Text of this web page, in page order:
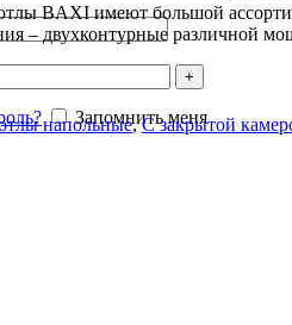
Запомнить меня
BAXI имеют большой
– двухконтурные различной
напольные, С закрытой